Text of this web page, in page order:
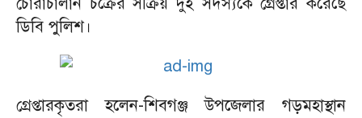
ডিবি পুলিশ।
গ্রেপ্তারকৃতরা হলেন-শিবগঞ্জ উপজেলার গড়মহাস্থান